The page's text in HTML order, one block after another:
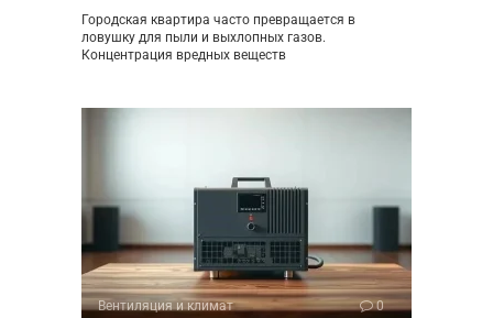
Городская квартира часто превращается в
ловушку для пыли и выхлопных газов.
Концентрация вредных веществ
Вентиляция и климат 0